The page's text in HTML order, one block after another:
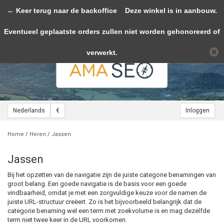
Nederlands € Inloggen
Toggle
Home / Heren / Jassen
Jassen
Bij het opzetten van de navigatie zijn de juiste categorie benamingen van
groot belang. Een goede navigatie is de basis voor een goede
vindbaarheid, omdat je met een zorgvuldige keuze voor de namen de
juiste URL-structuur creëert. Zo is het bijvoorbeeld belangrijk dat de
categorie benaming wel een term met zoekvolume is en mag dezelfde
term niet twee keer in de URL voorkomen.
Wij slaan cookies op om onze website te verbeteren. Is dat akkoord?
Ja
← Keer terug naar de backoffice Deze winkel is in aanbouw.
Eventueel geplaatste orders zullen niet worden gehonoreerd of
verwerkt.